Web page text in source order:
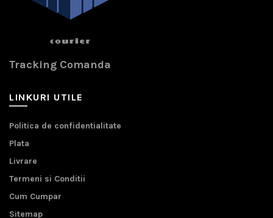
Tracking Comanda
LINKURI UTILE
Politica de confidentialitate
Plata
Livrare
Termeni si Conditii
Cum Cumpar
Sitemap